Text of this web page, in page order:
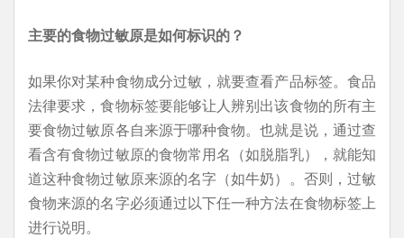
主要的食物过敏原是如何标识的？
如果你对某种食物成分过敏，就要查看产品标签。食品
法律要求，食物标签要能够让人辨别出该食物的所有主
要食物过敏原各自来源于哪种食物。也就是说，通过查
看含有食物过敏原的食物常用名（如脱脂乳），就能知
道这种食物过敏原来源的名字（如牛奶）。否则，过敏
食物来源的名字必须通过以下任一种方法在食物标签上
进行说明。